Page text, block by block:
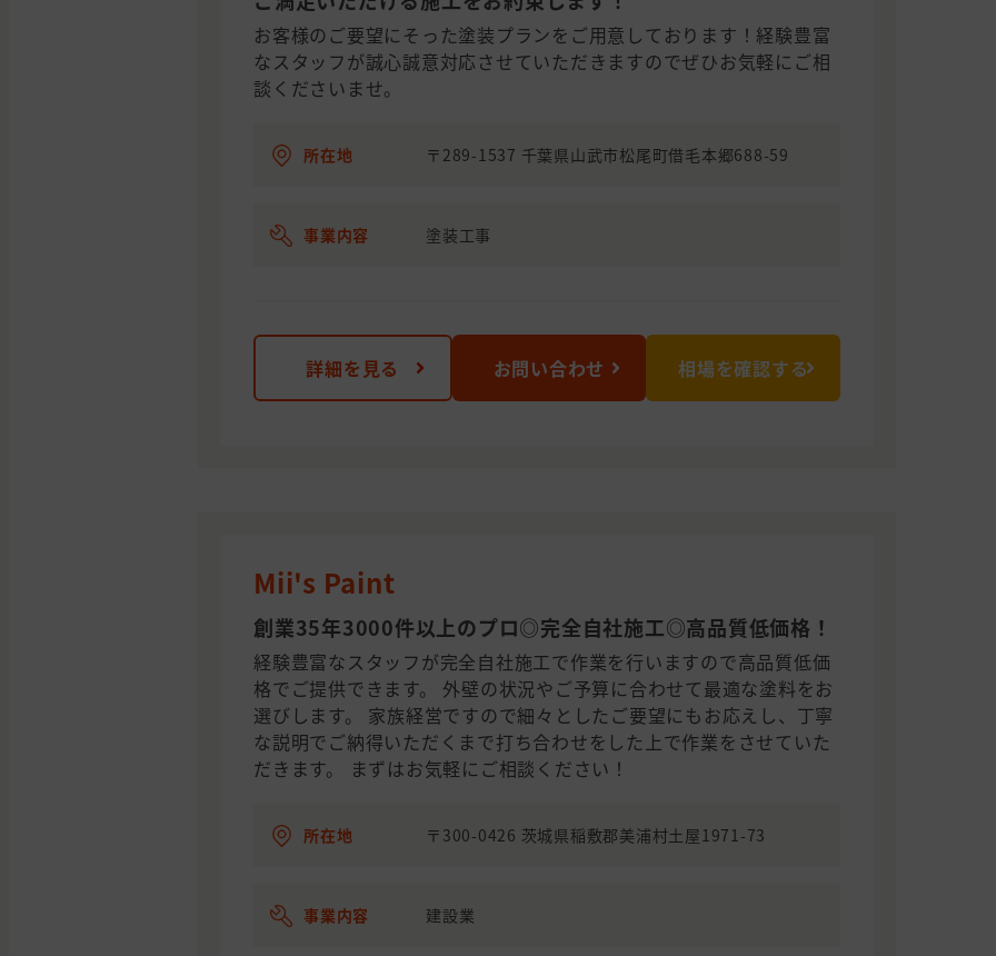
お客様のご要望にそった塗装プランをご用意しております！経験豊富
なスタッフが誠心誠意対応させていただきますのでぜひお気軽にご相
談くださいませ。
所在地 〒289-1537 千葉県山武市松尾町借毛本郷688-59
事業内容 塗装工事
詳細を見る お問い合わせ 相場を確認する
Mii's Paint
創業35年3000件以上のプロ◎完全自社施工◎高品質低価格！
経験豊富なスタッフが完全自社施工で作業を行いますので高品質低価
格でご提供できます。 外壁の状況やご予算に合わせて最適な塗料をお
選びします。 家族経営ですので細々としたご要望にもお応えし、丁寧
な説明でご納得いただくまで打ち合わせをした上で作業をさせていた
だきます。 まずはお気軽にご相談ください！
所在地 〒300-0426 茨城県稲敷郡美浦村土屋1971-73
事業内容 建設業